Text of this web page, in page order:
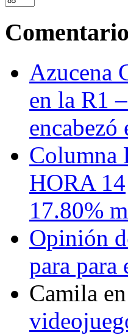
Azucena
en la R1
Columna
HORA 14
17.80%
Opinión
para para
Camila en